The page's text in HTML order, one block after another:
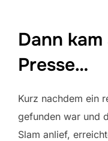
Dann
Presse…
Kurz nachdem ein
gefunden war und
Slam anlief,